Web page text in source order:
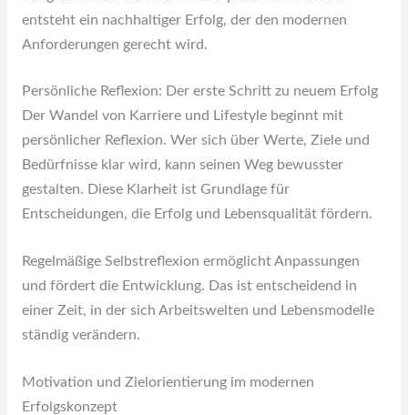
entsteht ein nachhaltiger Erfolg, der den modernen
Anforderungen gerecht wird.
Persönliche Reflexion: Der erste Schritt zu neuem Erfolg
Der Wandel von Karriere und Lifestyle beginnt mit
persönlicher Reflexion. Wer sich über Werte, Ziele und
Bedürfnisse klar wird, kann seinen Weg bewusster
gestalten. Diese Klarheit ist Grundlage für
Entscheidungen, die Erfolg und Lebensqualität fördern.
Regelmäßige Selbstreflexion ermöglicht Anpassungen
und fördert die Entwicklung. Das ist entscheidend in
einer Zeit, in der sich Arbeitswelten und Lebensmodelle
ständig verändern.
Motivation und Zielorientierung im modernen
Erfolgskonzept